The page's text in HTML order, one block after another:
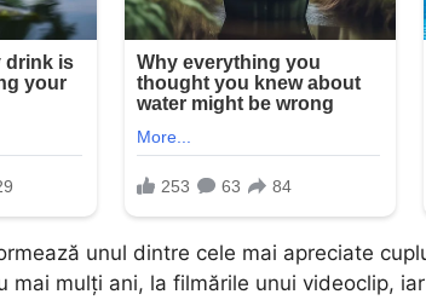
unul dintre cele mai apreciate
mai mulți ani, la filmările unui videoclip,